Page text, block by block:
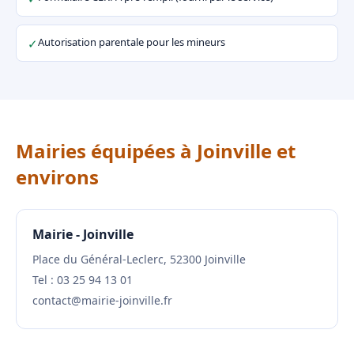
✓Autorisation parentale pour les mineurs
Mairies équipées à Joinville et
environs
Mairie - Joinville
Place du Général-Leclerc, 52300 Joinville
Tel : 03 25 94 13 01
contact@mairie-joinville.fr